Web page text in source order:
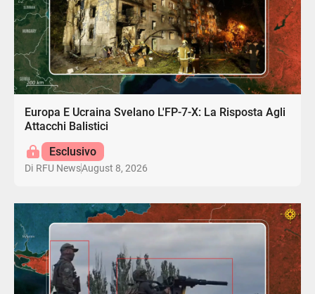
Europa E Ucraina Svelano L'FP-7-X: La Risposta Agli
Attacchi Balistici
Esclusivo
Di RFU NewsAugust 8, 2026